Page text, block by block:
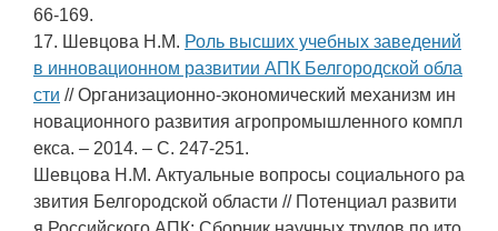
66-169.
17. Шевцова Н.М. Роль высших учебных заведений
в инновационном развитии АПК Белгородской обла
сти // Организационно-экономический механизм ин
новационного развития агропромышленного компл
екса. – 2014. – С. 247-251.
Шевцова Н.М. Актуальные вопросы социального ра
звития Белгородской области // Потенциал развити